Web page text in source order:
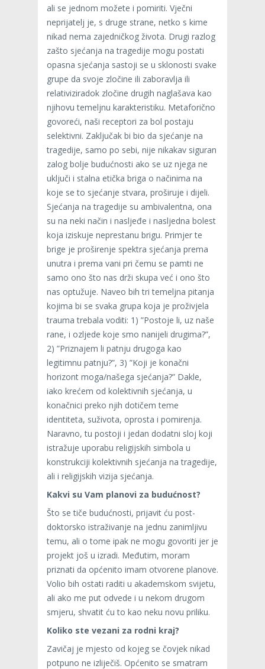
ali se jednom možete i pomiriti. Vječni
neprijatelj je, s druge strane, netko s kime
nikad nema zajedničkog života. Drugi razlog
zašto sjećanja na tragedije mogu postati
opasna sjećanja sastoji se u sklonosti svake
grupe da svoje zločine ili zaboravlja ili
relativiziradok zločine drugih naglašava kao
njihovu temeljnu karakteristiku. Metaforično
govoreći, naši receptori za bol postaju
selektivni. Zaključak bi bio da sjećanje na
tragedije, samo po sebi, nije nikakav siguran
zalog bolje budućnosti ako se uz njega ne
uključi i stalna etička briga o načinima na
koje se to sjećanje stvara, proširuje i dijeli.
Sjećanja na tragedije su ambivalentna, ona
su na neki način i nasljeđe i nasljedna bolest
koja iziskuje neprestanu brigu. Primjer te
brige je proširenje spektra sjećanja prema
unutra i prema vani pri čemu se pamti ne
samo ono što nas drži skupa već i ono što
nas optužuje. Naveo bih tri temeljna pitanja
kojima bi se svaka grupa koja je proživjela
trauma trebala voditi: 1) ”Postoje li, uz naše
rane, i ozljede koje smo nanijeli drugima?”,
2) ”Priznajem li patnju drugoga kao
legitimnu patnju?”, 3) ”Koji je konačni
horizont moga/našega sjećanja?” Dakle,
iako krećem od kolektivnih sjećanja, u
konačnici preko njih dotičem teme
identiteta, suživota, oprosta i pomirenja.
Naravno, tu postoji i jedan dodatni sloj koji
istražuje uporabu religijskih simbola u
konstrukciji kolektivnih sjećanja na tragedije,
ali i religijskih vizija sjećanja.
Kakvi su Vam planovi za budućnost?
Što se tiče budućnosti, prijavit ću post-
doktorsko istraživanje na jednu zanimljivu
temu, ali o tome ipak ne mogu govoriti jer je
projekt još u izradi. Međutim, moram
priznati da općenito imam otvorene planove.
Volio bih ostati raditi u akademskom svijetu,
ali ako me put odvede i u nekom drugom
smjeru, shvatit ću to kao neku novu priliku.
Koliko ste vezani za rodni kraj?
Zavičaj je mjesto od kojeg se čovjek nikad
potpuno ne izliječiš. Općenito se smatram